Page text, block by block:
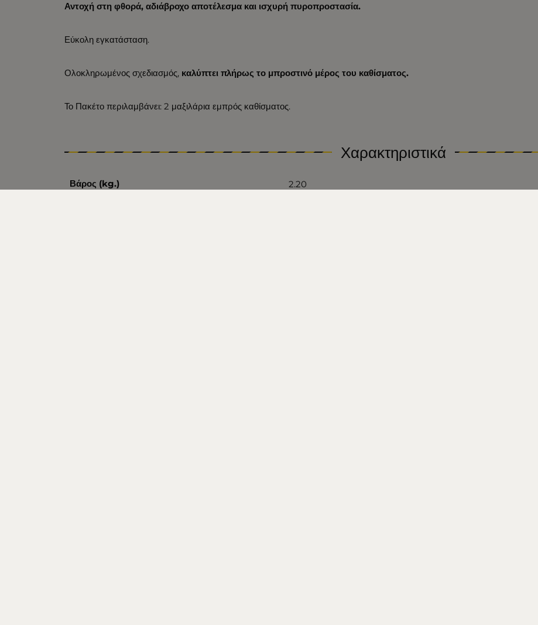
Αντοχή στη φθορά, αδιάβροχο αποτέλεσμα και ισχυρή πυροπροστασία.
Εύκολη εγκατάσταση.
Ολοκληρωμένος σχεδιασμός, καλύπτει πλήρως το μπροστινό μέρος του καθίσματος.
Το Πακέτο περιλαμβάνει: 2 μαξιλάρια εμπρός καθίσματος.
Χαρακτηριστικά
Βάρος (kg.) 2.20